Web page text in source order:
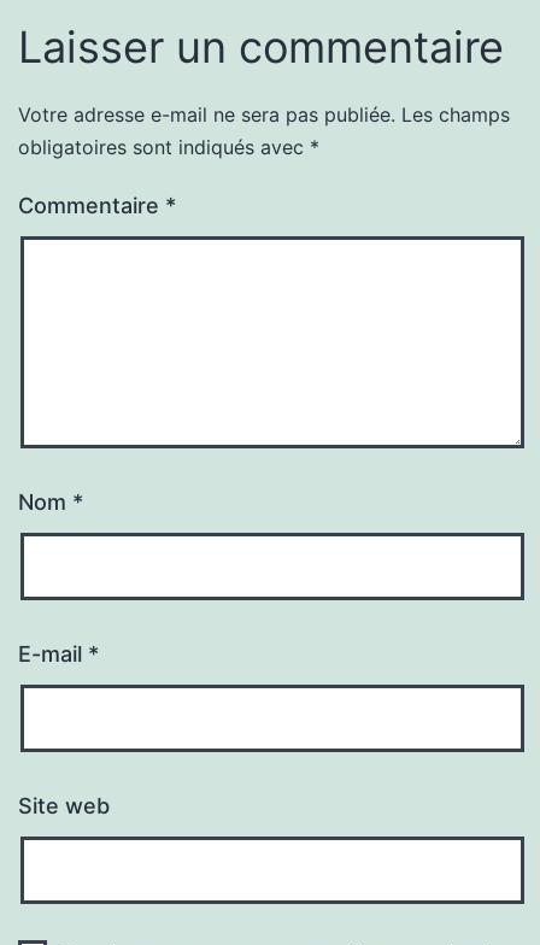
Laisser un commentaire
Votre adresse e-mail ne sera pas publiée. Les champs
obligatoires sont indiqués avec *
Commentaire *
Nom *
E-mail *
Site web